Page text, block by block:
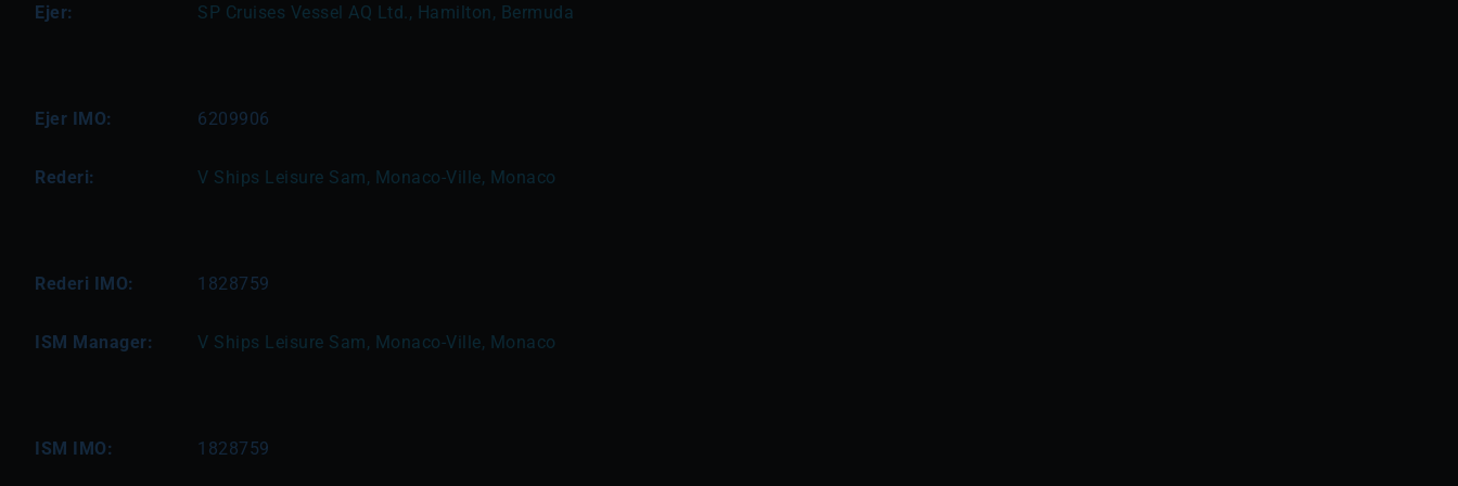
Ejer: SP Cruises Vessel AQ Ltd., Hamilton, Bermuda
Ejer IMO: 6209906
Rederi: V Ships Leisure Sam, Monaco-Ville, Monaco
Rederi IMO: 1828759
ISM Manager: V Ships Leisure Sam, Monaco-Ville, Monaco
ISM IMO: 1828759